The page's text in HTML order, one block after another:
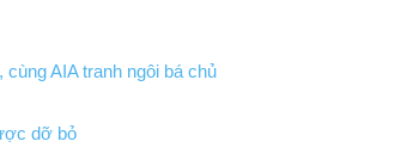
AIA tranh ngôi bá chủ
dỡ bỏ